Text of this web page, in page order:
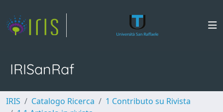
IRISanRaf
IRIS Catalogo Ricerca
1 Contributo su Rivista